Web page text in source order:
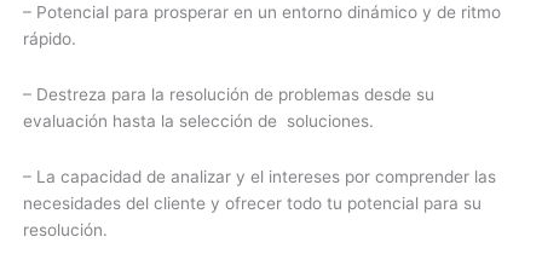
– Potencial para prosperar en un entorno dinámico y de ritmo
rápido.
– Destreza para la resolución de problemas desde su
evaluación hasta la selección de soluciones.
– La capacidad de analizar y el intereses por comprender las
necesidades del cliente y ofrecer todo tu potencial para su
resolución.